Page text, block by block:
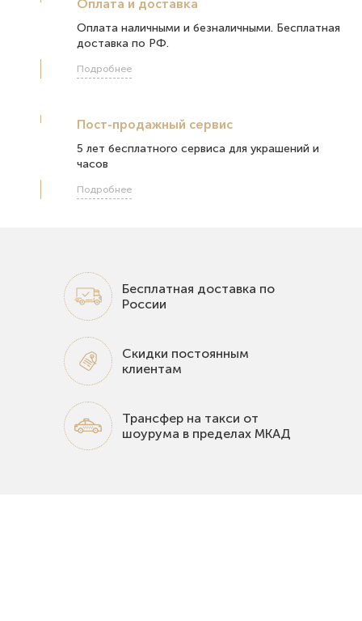
Оплата наличными и безналичными. Бесплатная
доставка по РФ.
Подробнее
Пост-продажный сервис
5 лет бесплатного сервиса для украшений и
часов
Подробнее
Бесплатная доставка по
России
Скидки постоянным
клиентам
Трансфер на такси от
шоурума в пределах МКАД